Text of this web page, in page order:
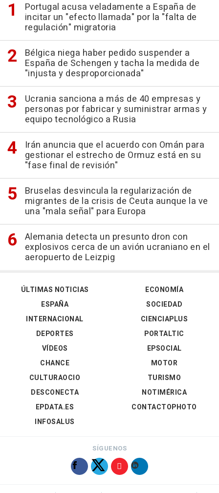
Portugal acusa veladamente a España de
incitar un "efecto llamada" por la "falta de
regulación" migratoria
Bélgica niega haber pedido suspender a
España de Schengen y tacha la medida de
"injusta y desproporcionada"
Ucrania sanciona a más de 40 empresas y
personas por fabricar y suministrar armas y
equipo tecnológico a Rusia
Irán anuncia que el acuerdo con Omán para
gestionar el estrecho de Ormuz está en su
"fase final de revisión"
Bruselas desvincula la regularización de
migrantes de la crisis de Ceuta aunque la ve
una "mala señal" para Europa
Alemania detecta un presunto dron con
explosivos cerca de un avión ucraniano en el
aeropuerto de Leizpig
ÚLTIMAS NOTICIAS
ESPAÑA
INTERNACIONAL
DEPORTES
VÍDEOS
ECONOMÍA
SOCIEDAD
CIENCIAPLUS
PORTALTIC
EPSOCIAL
CHANCE
CULTURAOCIO
DESCONECTA
EPDATA.ES
INFOSALUS
MOTOR
TURISMO
NOTIMÉRICA
CONTACTOPHOTO
SÍGUENOS